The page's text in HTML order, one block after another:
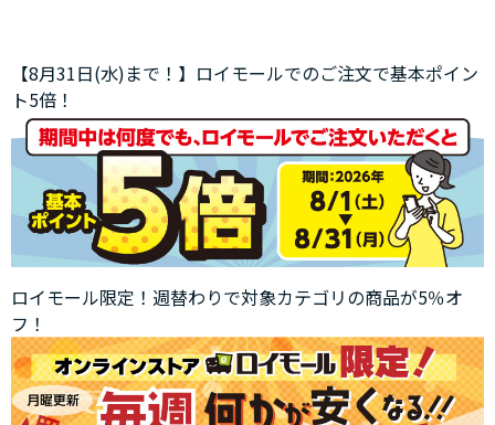
【8月31日(水)まで！】ロイモールでのご注文で基本ポイン
ト5倍！
ロイモール限定！週替わりで対象カテゴリの商品が5％オ
フ！